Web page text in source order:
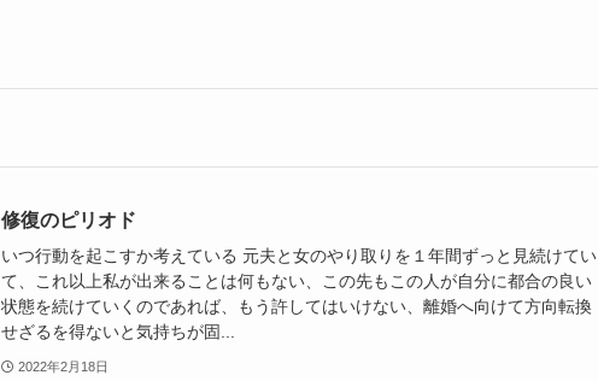
修復のピリオド
いつ行動を起こすか考えている 元夫と女のやり取りを１年間ずっと見続けてい
て、これ以上私が出来ることは何もない、この先もこの人が自分に都合の良い
状態を続けていくのであれば、もう許してはいけない、離婚へ向けて方向転換
せざるを得ないと気持ちが固...
2022年2月18日